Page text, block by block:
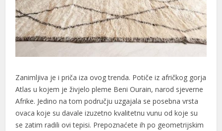
Zanimljiva je i priča iza ovog trenda. Potiče iz afričkog gorja
Atlas u kojem je živjelo pleme Beni Ourain, narod sjeverne
Afrike. Jedino na tom području uzgajala se posebna vrsta
ovaca koje su davale izuzetno kvalitetnu vunu od koje su
se zatim radili ovi tepisi. Prepoznaćete ih po geometrijskim